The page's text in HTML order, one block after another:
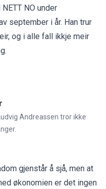
NO under
september i år. Han trur
og i alle fall ikkje meir
Andreassen tror ikke
gjenstår å sjå, men at
økonomien er det ingen